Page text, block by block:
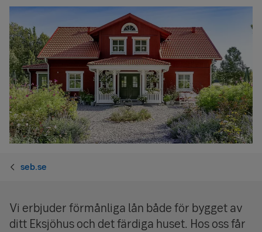
seb.se
Vi erbjuder förmånliga lån både för bygget av
ditt Eksjöhus och det färdiga huset. Hos oss får